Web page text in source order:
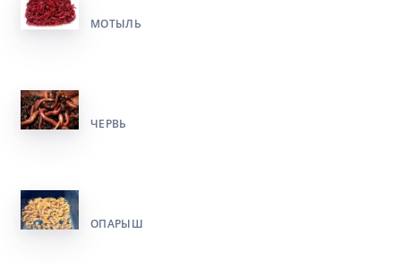
МОТЫЛЬ
ЧЕРВЬ
ОПАРЫШ